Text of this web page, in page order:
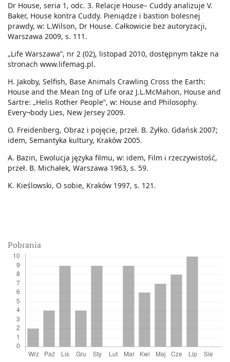
Pobrania
Dr House, seria 1, odc. 3. Relacje House– Cuddy analizuje V.
Baker, House kontra Cuddy. Pieniądze i bastion bolesnej
prawdy, w: L.Wilson, Dr House. Całkowicie bez autoryzacji,
Warszawa 2009, s. 111.
„Life Warszawa”, nr 2 (02), listopad 2010, dostępnym także na
stronach www.lifemag.pl.
H. Jakoby, Selfish, Base Animals Crawling Cross the Earth:
House and the Mean Ing of Life oraz J.L.McMahon, House and
Sartre: „Helis Rother People”, w: House and Philosophy.
Every¬body Lies, New Jersey 2009.
O. Freidenberg, Obraz i pojęcie, przeł. B. Żyłko. Gdańsk 2007;
idem, Semantyka kultury, Kraków 2005.
A. Bazin, Ewolucja języka filmu, w: idem, Film i rzeczywistość,
przeł. B. Michałek, Warszawa 1963, s. 59.
K. Kieślowski, O sobie, Kraków 1997, s. 121.